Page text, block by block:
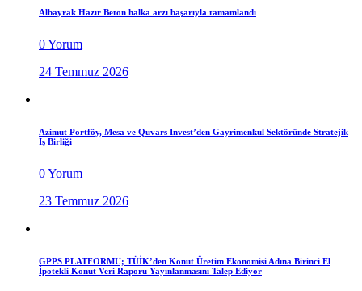
Albayrak Hazır Beton halka arzı başarıyla tamamlandı
0 Yorum
24 Temmuz 2026
Azimut Portföy, Mesa ve Quvars Invest’den Gayrimenkul Sektöründe Stratejik
İş Birliği
0 Yorum
23 Temmuz 2026
GPPS PLATFORMU; TÜİK’den Konut Üretim Ekonomisi Adına Birinci El
İpotekli Konut Veri Raporu Yayınlanmasını Talep Ediyor